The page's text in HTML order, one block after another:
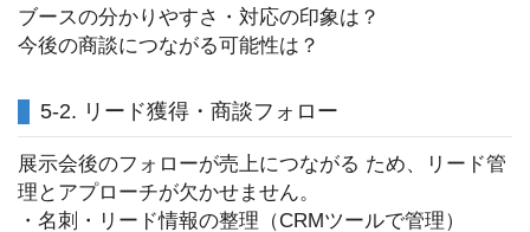
ブースの分かりやすさ・対応の印象は？
今後の商談につながる可能性は？
5-2. リード獲得・商談フォロー
展示会後のフォローが売上につながる ため、リード管
理とアプローチが欠かせません。
・名刺・リード情報の整理（CRMツールで管理）